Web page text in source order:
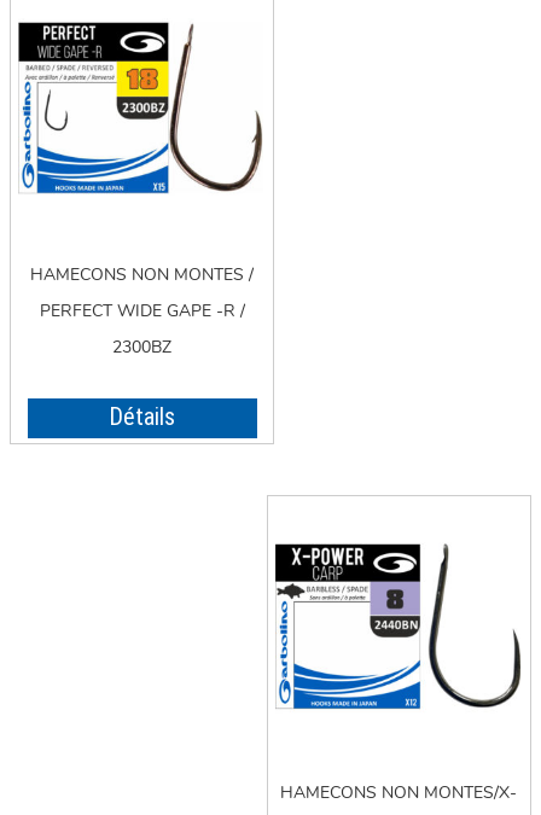
HAMECONS NON MONTES /
PERFECT WIDE GAPE -R /
2300BZ
Détails
HAMECONS NON MONTES/X-